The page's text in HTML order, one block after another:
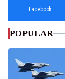
Facebook
POPULAR